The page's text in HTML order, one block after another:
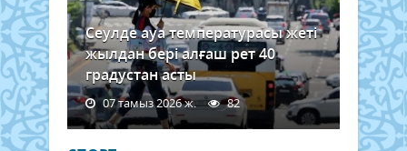
Сеулде ауа температурасы жеті
жылдан бері алғаш рет 40
градустан асты
07 тамыз 2026 ж. 82